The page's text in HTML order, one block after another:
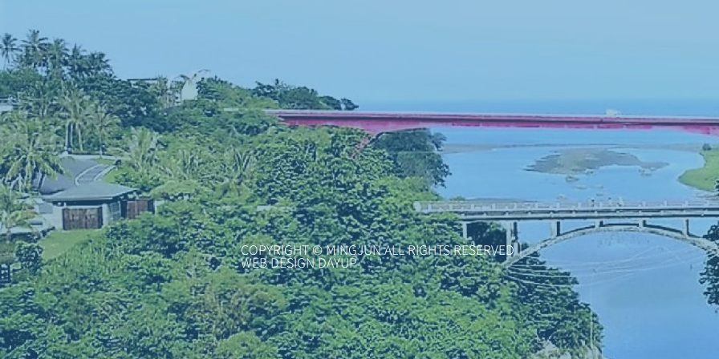
COPYRIGHT © MINGJUN ALL RIGHTS RESERVED｜
WEB DESIGN DAYUP